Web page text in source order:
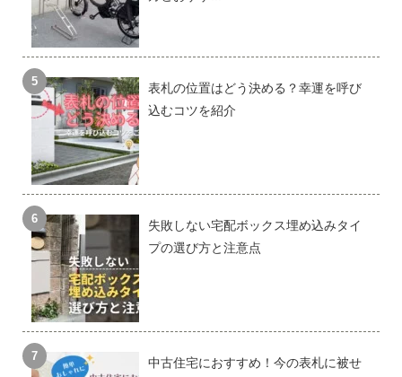
表札の位置はどう決める？幸運を呼び
込むコツを紹介
失敗しない宅配ボックス埋め込みタイ
プの選び方と注意点
中古住宅におすすめ！今の表札に被せ